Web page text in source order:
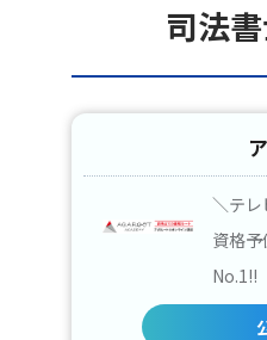
司法
＼テレ
資格
No.1!!